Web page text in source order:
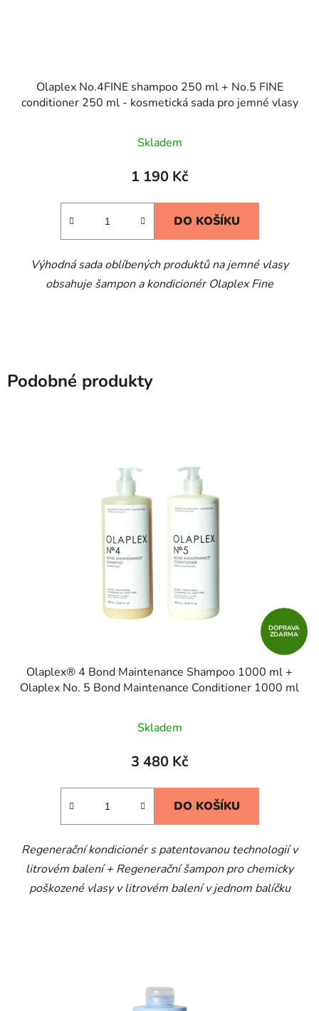
Olaplex No.4FINE shampoo 250 ml + No.5 FINE
conditioner 250 ml - kosmetická sada pro jemné vlasy
Skladem
1 190 Kč
DO KOŠÍKU
Výhodná sada oblíbených produktů na jemné vlasy
obsahuje šampon a kondicionér Olaplex Fine
Podobné produkty
DOPRAVA
ZDARMA
Olaplex® 4 Bond Maintenance Shampoo 1000 ml +
Olaplex No. 5 Bond Maintenance Conditioner 1000 ml
Skladem
3 480 Kč
DO KOŠÍKU
Regenerační kondicionér s patentovanou technologií v
litrovém balení + Regenerační šampon pro chemicky
poškozené vlasy v litrovém balení v jednom balíčku